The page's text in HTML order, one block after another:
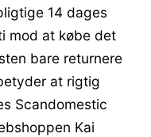
14 dages
mod at købe det
bare returnere
at rigtig
Scandomestic
Kai